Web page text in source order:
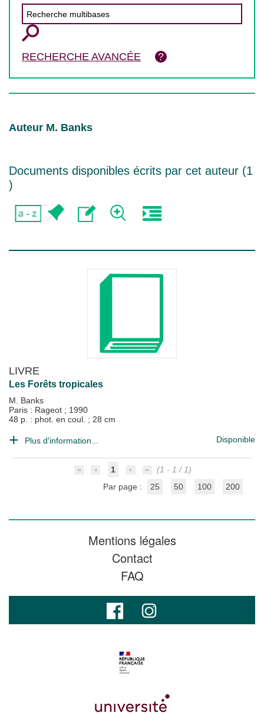
RECHERCHE AVANCÉE
Auteur M. Banks
Documents disponibles écrits par cet auteur (1
)
LIVRE
Les Forêts tropicales
M. Banks
Paris : Rageot ; 1990
48 p. : phot. en coul. ; 28 cm
Plus d'information... Disponible
1
(1 - 1 / 1)
Par page :
25 50 100 200
Mentions légales
Contact
FAQ